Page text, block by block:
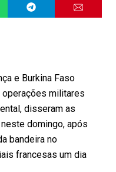
e Burkina Faso
militares
disseram as
domingo, após
bandeira no
francesas um dia